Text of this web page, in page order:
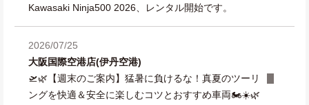
Kawasaki Ninja500 2026、レンタル開始です。
2026/07/25
大阪国際空港店(伊丹空港)
🛫🌿【週末のご案内】猛暑に負けるな！真夏のツーリ
ングを快適＆安全に楽しむコツとおすすめ車両🏍️☀️🌿